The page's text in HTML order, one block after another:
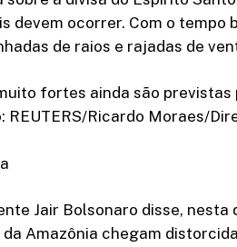
devem ocorrer. Com o
de raios e rajadas de
fortes ainda são
REUTERS/Ricardo Moraes/
Jair Bolsonaro disse,
Amazônia chegam